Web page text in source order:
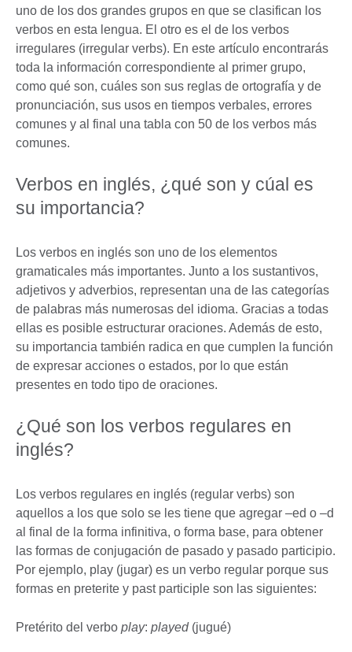
uno de los dos grandes grupos en que se clasifican los
verbos en esta lengua. El otro es el de los verbos
irregulares (irregular verbs). En este artículo encontrarás
toda la información correspondiente al primer grupo,
como qué son, cuáles son sus reglas de ortografía y de
pronunciación, sus usos en tiempos verbales, errores
comunes y al final una tabla con 50 de los verbos más
comunes.
Verbos en inglés, ¿qué son y cúal es
su importancia?
Los verbos en inglés son uno de los elementos
gramaticales más importantes. Junto a los sustantivos,
adjetivos y adverbios, representan una de las categorías
de palabras más numerosas del idioma. Gracias a todas
ellas es posible estructurar oraciones. Además de esto,
su importancia también radica en que cumplen la función
de expresar acciones o estados, por lo que están
presentes en todo tipo de oraciones.
¿Qué son los verbos regulares en
inglés?
Los verbos regulares en inglés (regular verbs) son
aquellos a los que solo se les tiene que agregar –ed o –d
al final de la forma infinitiva, o forma base, para obtener
las formas de conjugación de pasado y pasado participio.
Por ejemplo, play (jugar) es un verbo regular porque sus
formas en preterite y past participle son las siguientes:
Pretérito del verbo play: played (jugué)